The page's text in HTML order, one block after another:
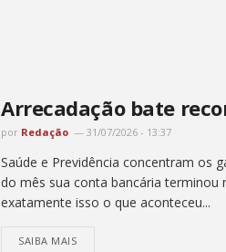
Arrecadação bate
por Redação 31/07/2026 - 13:37
Saúde e Previdência concentram os
do mês sua conta bancária terminou
exatamente isso o que aconteceu...
SAIBA MAIS